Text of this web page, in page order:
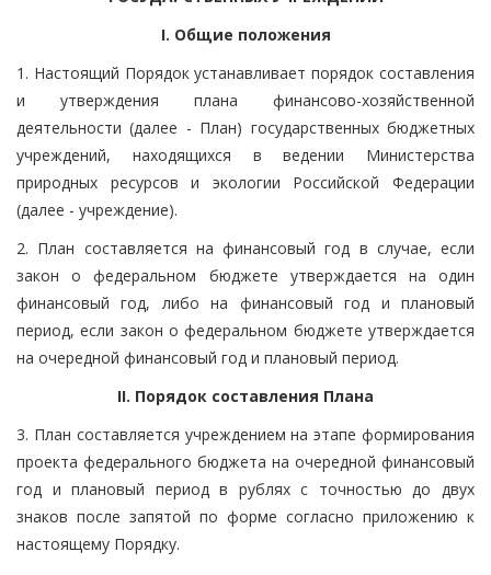
I. Общие положения
1. Настоящий Порядок устанавливает порядок составления
и утверждения плана финансово-хозяйственной
деятельности (далее - План) государственных бюджетных
учреждений, находящихся в ведении Министерства
природных ресурсов и экологии Российской Федерации
(далее - учреждение).
2. План составляется на финансовый год в случае, если
закон о федеральном бюджете утверждается на один
финансовый год, либо на финансовый год и плановый
период, если закон о федеральном бюджете утверждается
на очередной финансовый год и плановый период.
II. Порядок составления Плана
3. План составляется учреждением на этапе формирования
проекта федерального бюджета на очередной финансовый
год и плановый период в рублях с точностью до двух
знаков после запятой по форме согласно приложению к
настоящему Порядку.